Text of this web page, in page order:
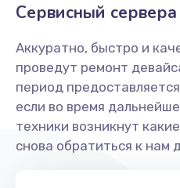
400
Замена
350
Сервисный
Аккуратно, быстро и
проведут ремонт
период
если во время
техники возникнут
снова обратиться к нам